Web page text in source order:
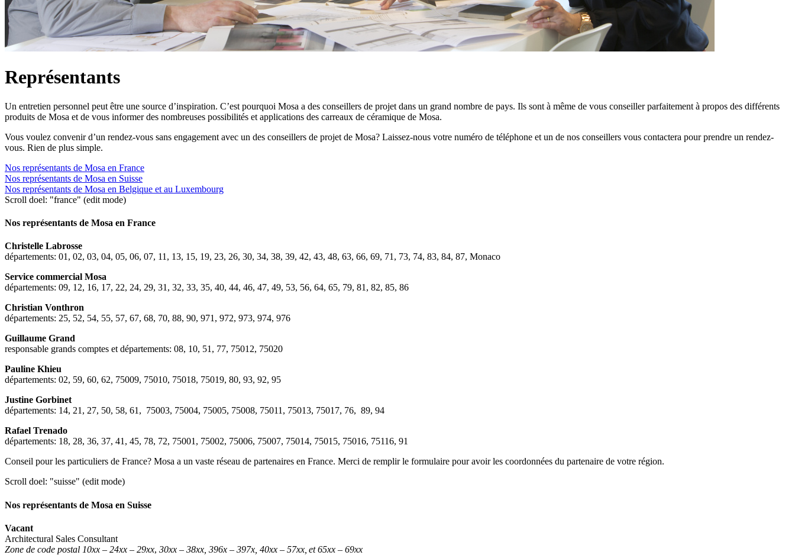
Représentants
Un entretien personnel peut être une source d’inspiration. C’est pourquoi Mosa a des conseillers de projet dans un grand nombre de pays. Ils sont à même de vous conseiller parfaitement à propos des différents
produits de Mosa et de vous informer des nombreuses possibilités et applications des carreaux de céramique de Mosa.
Vous voulez convenir d’un rendez-vous sans engagement avec un des conseillers de projet de Mosa? Laissez-nous votre numéro de téléphone et un de nos conseillers vous contactera pour prendre un rendez-
vous. Rien de plus simple.
Nos représentants de Mosa en France
Nos représentants de Mosa en Suisse
Nos représentants de Mosa en Belgique et au Luxembourg
Scroll doel: "france" (edit mode)
Nos représentants de Mosa en France
Christelle Labrosse
départements: 01, 02, 03, 04, 05, 06, 07, 11, 13, 15, 19, 23, 26, 30, 34, 38, 39, 42, 43, 48, 63, 66, 69, 71, 73, 74, 83, 84, 87, Monaco
Service commercial Mosa
départements: 09, 12, 16, 17, 22, 24, 29, 31, 32, 33, 35, 40, 44, 46, 47, 49, 53, 56, 64, 65, 79, 81, 82, 85, 86
Christian Vonthron
départements: 25, 52, 54, 55, 57, 67, 68, 70, 88, 90, 971, 972, 973, 974, 976
Guillaume Grand
responsable grands comptes et départements: 08, 10, 51, 77, 75012, 75020
Pauline Khieu
départements: 02, 59, 60, 62, 75009, 75010, 75018, 75019, 80, 93, 92, 95
Justine Gorbinet
départements: 14, 21, 27, 50, 58, 61, 75003, 75004, 75005, 75008, 75011, 75013, 75017, 76, 89, 94
Rafael Trenado
départements: 18, 28, 36, 37, 41, 45, 78, 72, 75001, 75002, 75006, 75007, 75014, 75015, 75016, 75116, 91
Conseil pour les particuliers de France? Mosa a un vaste réseau de partenaires en France. Merci de remplir le formulaire pour avoir les coordonnées du partenaire de votre région.
Scroll doel: "suisse" (edit mode)
Nos représentants de Mosa en Suisse
Vacant
Architectural Sales Consultant
Zone de code postal 10xx – 24xx – 29xx, 30xx – 38xx, 396x – 397x, 40xx – 57xx, et 65xx – 69xx